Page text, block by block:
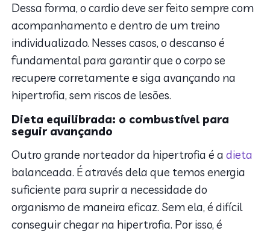
Dessa forma, o cardio deve ser feito sempre com
acompanhamento e dentro de um treino
individualizado. Nesses casos, o descanso é
fundamental para garantir que o corpo se
recupere corretamente e siga avançando na
hipertrofia, sem riscos de lesões.
Dieta equilibrada: o combustível para
seguir avançando
Outro grande norteador da hipertrofia é adieta
balanceada. É através dela que temos energia
suficiente para suprir a necessidade do
organismo de maneira eficaz. Sem ela, é difícil
conseguir chegar na hipertrofia. Por isso, é